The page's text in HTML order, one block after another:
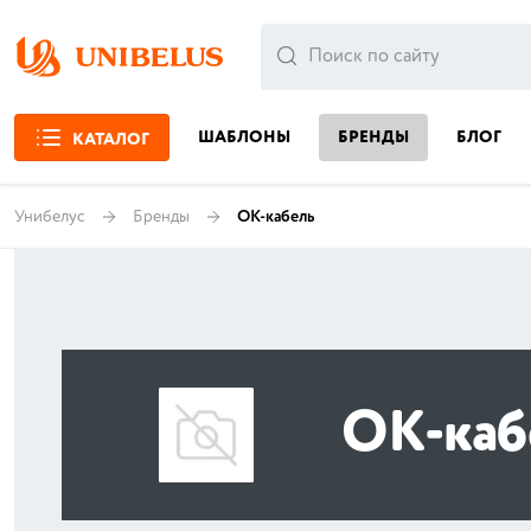
КАТАЛОГ ШАБЛОНЫ БРЕНДЫ БЛОГ
Унибелус Бренды ОК-кабель
ОК-